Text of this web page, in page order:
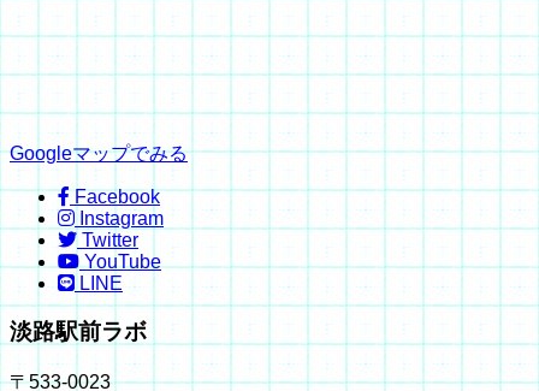
Googleマップでみる
Facebook
Instagram
Twitter
YouTube
LINE
淡路駅前ラボ
〒533-0023